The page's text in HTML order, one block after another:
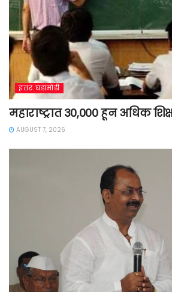
इतर घडामोडी
महाराष्ट्रात 30,000 हून अधिक
AUGUST 7, 2026